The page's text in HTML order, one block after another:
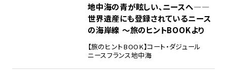
地中海の青が眩しい、ニースへ―—
世界遺産にも登録されているニース
の海岸線 ～旅のヒントBOOKより
【旅のヒントBOOK】コート・ダジュール
ニースフランス地中海